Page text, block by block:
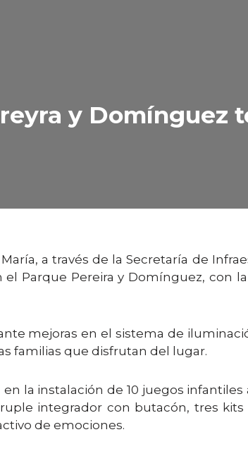
y Domínguez
a través de la Secretaría de
el Parque Pereira y Domínguez, con
mejoras en el sistema de
familias que disfrutan del lugar.
en la instalación de 10 juegos
integrador con butacón, tres
de emociones.